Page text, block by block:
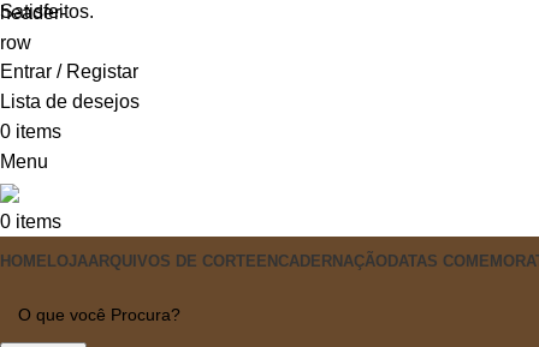
Satisfeitos.
Entrar / Registar
Lista de desejos
0 items
Menu
0 items
HOME LOJAARQUIVOS DE CORTE ENCADERNAÇÃO DATAS